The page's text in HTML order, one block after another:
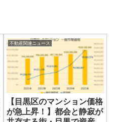
不動産関連ニュース
【目黒区のマンション価格
が急上昇！】都会と静寂が